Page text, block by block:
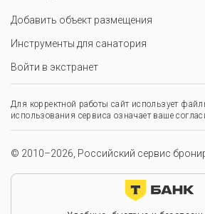
Добавить объект размещения
Инструменты для санатория
Войти в экстранет
Для корректной работы сайт использует
использования сервиса означает ваше
© 2010–2026, Российский сервис